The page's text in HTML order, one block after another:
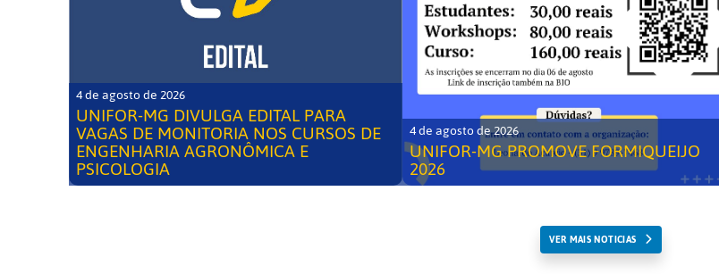
4 de agosto de 2026
UNIFOR-MG DIVULGA EDITAL PARA
VAGAS DE MONITORIA NOS CURSOS DE
ENGENHARIA AGRONÔMICA E
PSICOLOGIA
4 de agosto de 2026
UNIFOR-MG PROMOVE FORMIQUEIJO
2026
VER MAIS NOTICIAS